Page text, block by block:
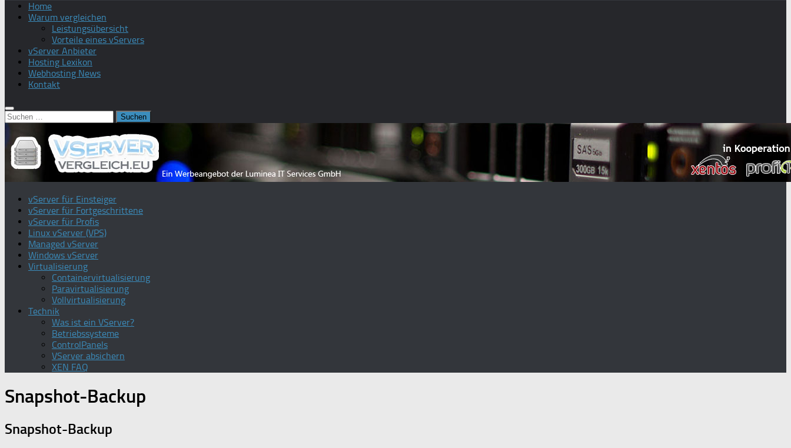
Home
Warum vergleichen
Leistungsübersicht
Vorteile eines vServers
vServer Anbieter
Hosting Lexikon
Webhosting News
Kontakt
Suchen
nach:
vServer für Einsteiger
vServer für Fortgeschrittene
vServer für Profis
Linux vServer (VPS)
Managed vServer
Windows vServer
Virtualisierung
Containervirtualisierung
Paravirtualisierung
Vollvirtualisierung
Technik
Was ist ein VServer?
Betriebssysteme
ControlPanels
VServer absichern
XEN FAQ
Snapshot-Backup
Snapshot-Backup